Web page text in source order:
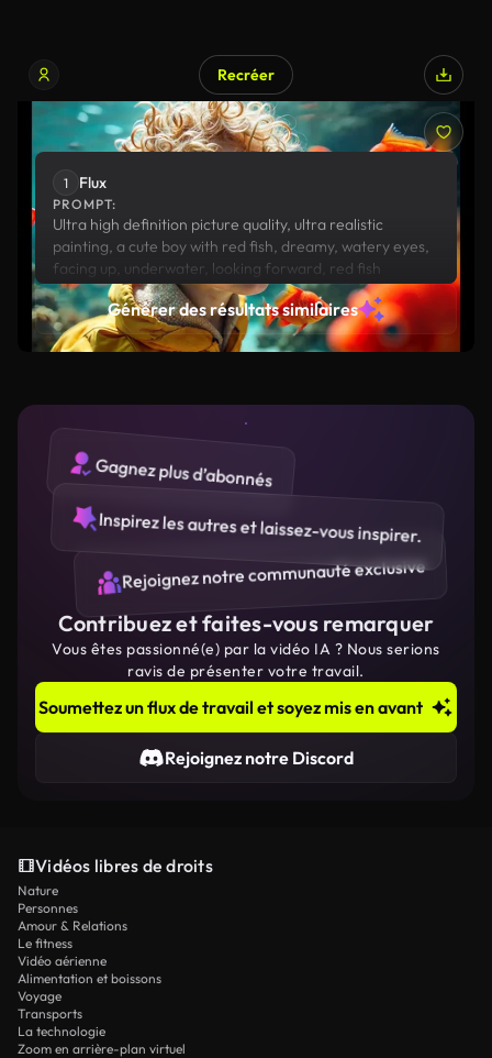
Recréer
Flux Runway
1 Flux
PROMPT:
Ultra high definition picture quality, ultra realistic
painting, a cute boy with red fish, dreamy, watery eyes,
facing up, underwater, looking forward, red fish
surrounding the boy, ultra realistic high detail style,
yellow, blue, green background
Générer des résultats similaires
Gagnez plus d’abonnés
Inspirez les autres et laissez-vous inspirer.
Rejoignez notre communauté exclusive
Contribuez et faites-vous remarquer
Vous êtes passionné(e) par la vidéo IA ? Nous serions
ravis de présenter votre travail.
Soumettez un flux de travail et soyez mis en avant
Rejoignez notre Discord
Vidéos libres de droits
Nature
Personnes
Amour & Relations
Le fitness
Vidéo aérienne
Alimentation et boissons
Voyage
Transports
La technologie
Zoom en arrière-plan virtuel